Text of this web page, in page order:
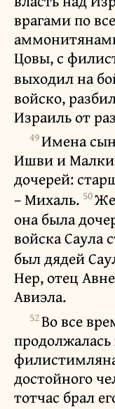
врагами по
Цовы, с
выходил на
войско,
Израиль от
49Имена
Ишви и
дочерей:
– Михаль. 50
она была
войска Саула
был дядей
Нер, отец
Авиэла.
52Во все
достойного
тотчас брал